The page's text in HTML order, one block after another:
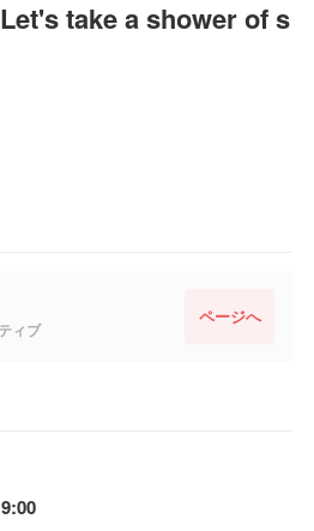
take a shower of s
ィブ
ページへ